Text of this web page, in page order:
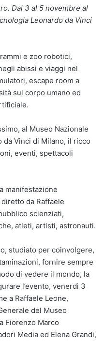
Dal 3 al 5 novembre al
Leonardo da Vinci
e zoo robotici,
abissi e viaggi nel
escape room a
sul corpo umano ed
al Museo Nazionale
da Vinci di Milano, il ricco
eventi, spettacoli
manifestazione
da Raffaele
scienziati,
atleti, artisti, astronauti.
studiato per coinvolgere,
fornire sempre
di vedere il mondo, la
l’evento, venerdì 3
a Raffaele Leone,
del Museo
Fiorenzo Marco
Media ed Elena Grandi,